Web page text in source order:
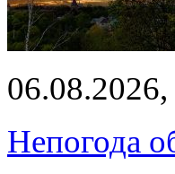
Непогода